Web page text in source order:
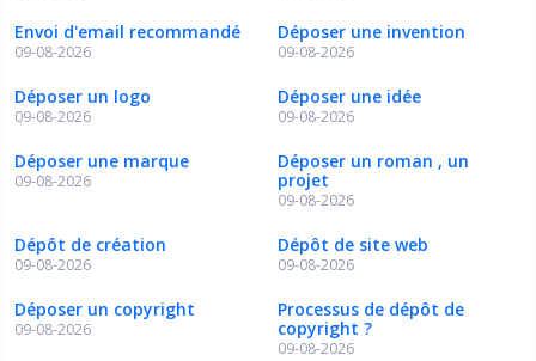
Envoi d'email recommandé
09-08-2026
Déposer une invention
09-08-2026
Déposer un logo
09-08-2026
Déposer une idée
09-08-2026
Déposer une marque
09-08-2026
Déposer un roman , un
projet
09-08-2026
Dépôt de création
09-08-2026
Dépôt de site web
09-08-2026
Déposer un copyright
09-08-2026
Processus de dépôt de
copyright ?
09-08-2026